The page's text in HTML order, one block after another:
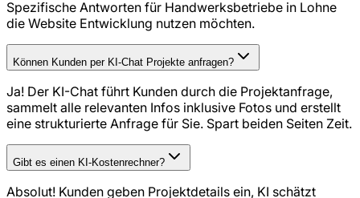
Spezifische Antworten für Handwerksbetriebe in Lohne
die Website Entwicklung nutzen möchten.
Können Kunden per KI-Chat Projekte anfragen?
Ja! Der KI-Chat führt Kunden durch die Projektanfrage,
sammelt alle relevanten Infos inklusive Fotos und erstellt
eine strukturierte Anfrage für Sie. Spart beiden Seiten Zeit.
Gibt es einen KI-Kostenrechner?
Absolut! Kunden geben Projektdetails ein, KI schätzt